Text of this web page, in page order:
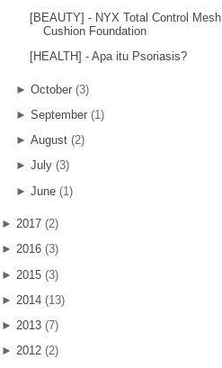
[BEAUTY] - NYX Total Control Mesh
Cushion Foundation
[HEALTH] - Apa itu Psoriasis?
► October (3)
► September (1)
► August (2)
► July (3)
► June (1)
► 2017 (2)
► 2016 (3)
► 2015 (3)
► 2014 (13)
► 2013 (7)
► 2012 (2)